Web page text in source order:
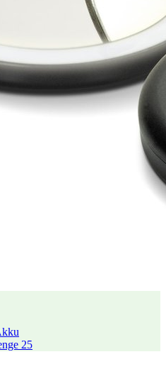
25